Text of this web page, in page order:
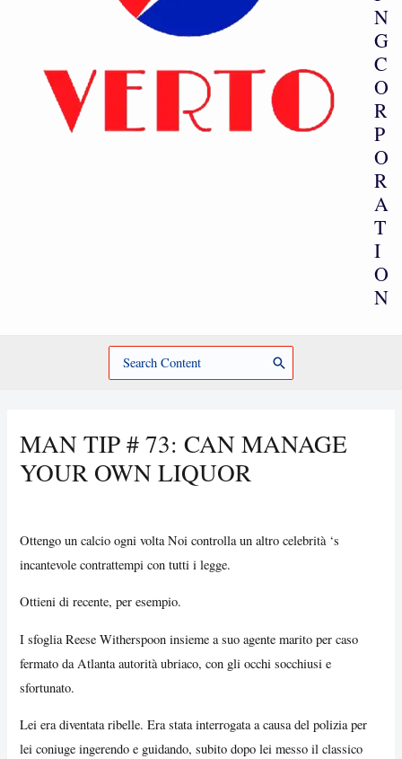
N
G
C
O
R
P
O
R
A
T
I
O
N
for:
MAN TIP # 73: CAN MANAGE
YOUR OWN LIQUOR
Ottengo un calcio ogni volta Noi controlla un altro celebrità ‘s
incantevole contrattempi con tutti i legge.
Ottieni di recente, per esempio.
I sfoglia Reese Witherspoon insieme a suo agente marito per caso
fermato da Atlanta autorità ubriaco, con gli occhi socchiusi e
sfortunato.
Lei era diventata ribelle. Era stata interrogata a causa del polizia per
lei coniuge ingerendo e guidando, subito dopo lei messo il classico